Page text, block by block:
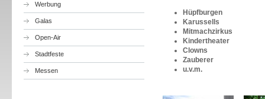
Werbung
Galas
Open-Air
Stadtfeste
Messen
Hüpfburgen
Karussells
Mitmachzirkus
Kindertheater
Clowns
Zauberer
u.v.m.